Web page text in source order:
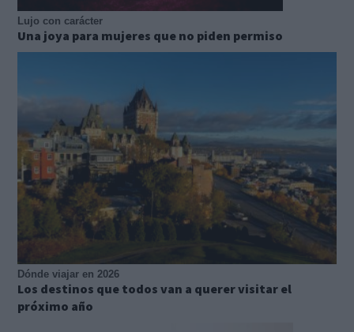
Lujo con carácter
Una joya para mujeres que no piden permiso
Dónde viajar en 2026
Los destinos que todos van a querer visitar el
próximo año